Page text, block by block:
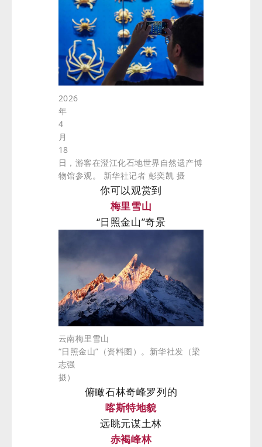
2026
年
4
月
18
日，游客在澄江化石地世界自然遗产博
物馆参观。 新华社记者 彭奕凯 摄
你可以观赏到
梅里雪山
“日照金山”奇景
云南梅里雪山
“日照金山”（资料图）。新华社发（梁
志强
摄）
俯瞰石林奇峰罗列的
喀斯特地貌
远眺元谋土林
赤褐峰林